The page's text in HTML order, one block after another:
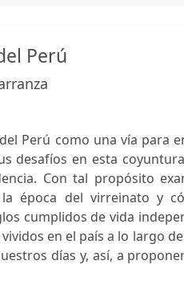
Perú
Perú como una vía para
desafíos en esta
Con tal propósito
época del virreinato y
cumplidos de vida
en el país a lo largo
días y, así, a